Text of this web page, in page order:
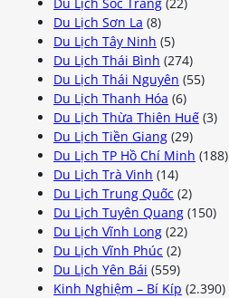
Du Lịch Sơn La (8)
Du Lịch Tây Ninh (5)
Du Lịch Thái Bình (274)
Du Lịch Thái Nguyên (55)
Du Lịch Thanh Hóa (6)
Du Lịch Thừa Thiên Huế (3)
Du Lịch Tiền Giang (29)
Du Lịch TP Hồ Chí Minh (188)
Du Lịch Trà Vinh (14)
Du Lịch Trung Quốc (2)
Du Lịch Tuyên Quang (150)
Du Lịch Vĩnh Long (22)
Du Lịch Vĩnh Phúc (2)
Du Lịch Yên Bái (559)
Kinh Nghiệm – Bí Kíp (2.390)